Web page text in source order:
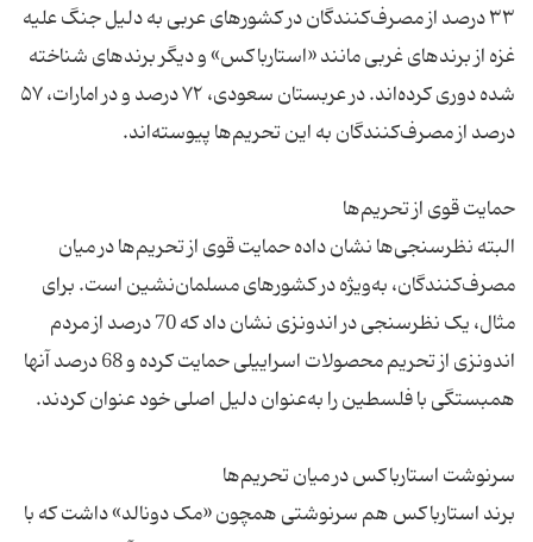
۳۳ درصد از مصرف‌کنندگان در کشورهای عربی به دلیل جنگ علیه
غزه از برندهای غربی مانند «استارباکس» و دیگر برندهای شناخته
شده دوری کرده‌اند. در عربستان سعودی، ۷۲ درصد و در امارات، ۵۷
البته نظرسنجی‌ها نشان‌ داده حمایت قوی از تحریم‌ها در میان
مصرف‌کنندگان، به‌ویژه در کشورهای مسلمان‌نشین است. برای
مثال، یک نظرسنجی در اندونزی نشان داد که 70 درصد از مردم
اندونزی از تحریم محصولات اسراییلی حمایت کرده و 68 درصد آنها
برند استارباکس هم سرنوشتی همچون «مک دونالد» داشت که با